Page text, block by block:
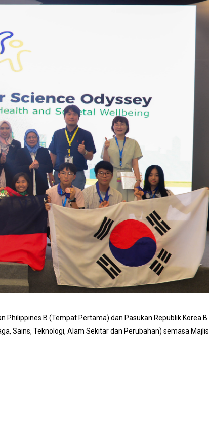
Philippines B (Tempat Pertama) dan Pasukan Republik Korea B
Sains, Teknologi, Alam Sekitar dan Perubahan) semasa Majlis